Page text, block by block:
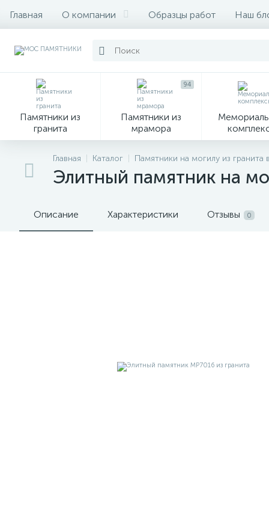
Главная О компании Образцы работ Наш
Памятники из
гранита
Памятники из
мрамора
94
Главная Каталог Памятники на могилу из гранита
Элитный памятник на
Описание Характеристики Отзывы 0